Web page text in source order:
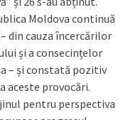
Moldova continuă
din cauza încercărilor
și a consecințelor
– și constată pozitiv
aceste provocări.
pentru perspectiva